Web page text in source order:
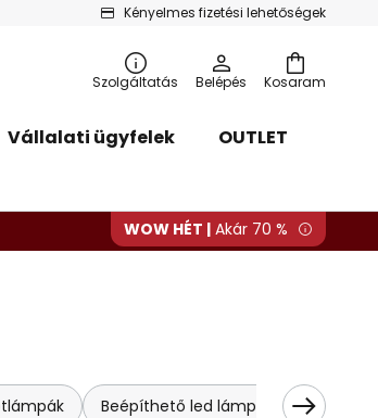
Kényelmes fizetési lehetőségek
Kosaram
Szolgáltatás Belépés
Vállalati ügyfelek
OUTLET
WOW HÉT | Akár 70 %
Beépíthető led lámpák és